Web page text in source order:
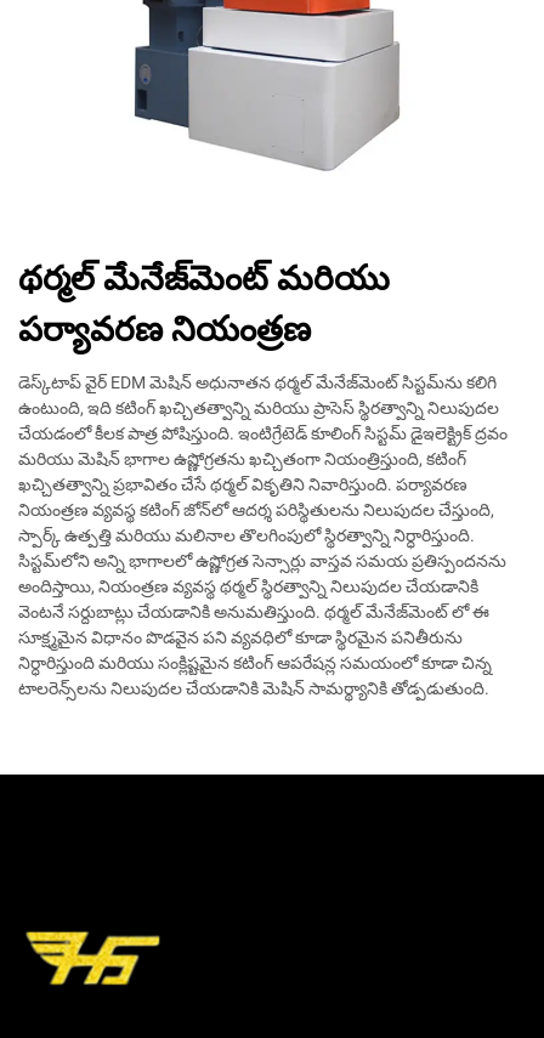
థర్మల్ మేనేజ్‌మెంట్ మరియు
పర్యావరణ నియంత్రణ
డెస్క్‌టాప్ వైర్ EDM మెషిన్ అధునాతన థర్మల్ మేనేజ్‌మెంట్ సిస్టమ్‌ను కలిగి
ఉంటుంది, ఇది కటింగ్ ఖచ్చితత్వాన్ని మరియు ప్రాసెస్ స్థిరత్వాన్ని నిలుపుదల
చేయడంలో కీలక పాత్ర పోషిస్తుంది. ఇంటిగ్రేటెడ్ కూలింగ్ సిస్టమ్ డైఇలెక్ట్రిక్ ద్రవం
మరియు మెషిన్ భాగాల ఉష్ణోగ్రతను ఖచ్చితంగా నియంత్రిస్తుంది, కటింగ్
ఖచ్చితత్వాన్ని ప్రభావితం చేసే థర్మల్ వికృతిని నివారిస్తుంది. పర్యావరణ
నియంత్రణ వ్యవస్థ కటింగ్ జోన్‌లో ఆదర్శ పరిస్థితులను నిలుపుదల చేస్తుంది,
స్పార్క్ ఉత్పత్తి మరియు మలినాల తొలగింపులో స్థిరత్వాన్ని నిర్ధారిస్తుంది.
సిస్టమ్‌లోని అన్ని భాగాలలో ఉష్ణోగ్రత సెన్సార్లు వాస్తవ సమయ ప్రతిస్పందనను
అందిస్తాయి, నియంత్రణ వ్యవస్థ థర్మల్ స్థిరత్వాన్ని నిలుపుదల చేయడానికి
వెంటనే సర్దుబాట్లు చేయడానికి అనుమతిస్తుంది. థర్మల్ మేనేజ్‌మెంట్ లో ఈ
సూక్ష్మమైన విధానం పొడవైన పని వ్యవధిలో కూడా స్థిరమైన పనితీరును
నిర్ధారిస్తుంది మరియు సంక్లిష్టమైన కటింగ్ ఆపరేషన్ల సమయంలో కూడా చిన్న
టాలరెన్స్‌లను నిలుపుదల చేయడానికి మెషిన్ సామర్థ్యానికి తోడ్పడుతుంది.